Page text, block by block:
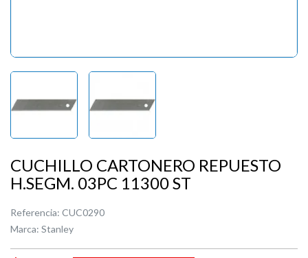
CUCHILLO CARTONERO REPUESTO
H.SEGM. 03PC 11300 ST
Referencia: CUC0290
Marca: Stanley